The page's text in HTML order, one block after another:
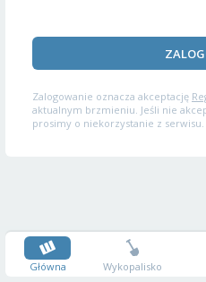
Zalogowanie oznacza akceptację
aktualnym brzmieniu. Jeśli nie
prosimy o niekorzystanie z serwisu.
Główna Wykopalisko